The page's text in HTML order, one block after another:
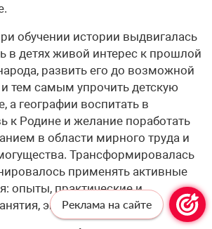
обучении истории выдвигалась
в детях живой ин­терес к прошлой
развить его до возможной
и тем самым упрочить детскую
а географии воспитать в
к Родине и желание поработать
в области мирного труда и
Трансформировалась
при­менять активные
опыты, практические и
экскурсии.
Реклама на сайте